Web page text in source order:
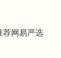
荐网易严选